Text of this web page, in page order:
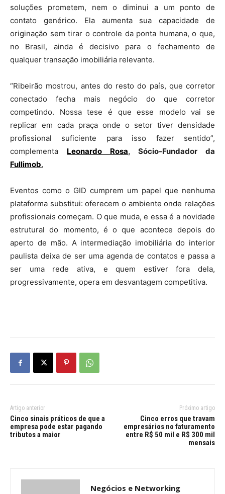
soluções prometem, nem o diminui a um ponto de
contato genérico. Ela aumenta sua capacidade de
originação sem tirar o controle da ponta humana, o que,
no Brasil, ainda é decisivo para o fechamento de
qualquer transação imobiliária relevante.
“Ribeirão mostrou, antes do resto do país, que corretor
conectado fecha mais negócio do que corretor
competindo. Nossa tese é que esse modelo vai se
replicar em cada praça onde o setor tiver densidade
profissional suficiente para isso fazer sentido”,
complementa Leonardo Rosa, Sócio-Fundador da
Fullimob.
Eventos como o GID cumprem um papel que nenhuma
plataforma substitui: oferecem o ambiente onde relações
profissionais começam. O que muda, e essa é a novidade
estrutural do momento, é o que acontece depois do
aperto de mão. A intermediação imobiliária do interior
paulista deixa de ser uma agenda de contatos e passa a
ser uma rede ativa, e quem estiver fora dela,
progressivamente, opera em desvantagem competitiva.
Artigo anterior
Cinco sinais práticos de que a
empresa pode estar pagando
tributos a maior
Próximo artigo
Cinco erros que travam
empresários no faturamento
entre R$ 50 mil e R$ 300 mil
mensais
Negócios e Networking